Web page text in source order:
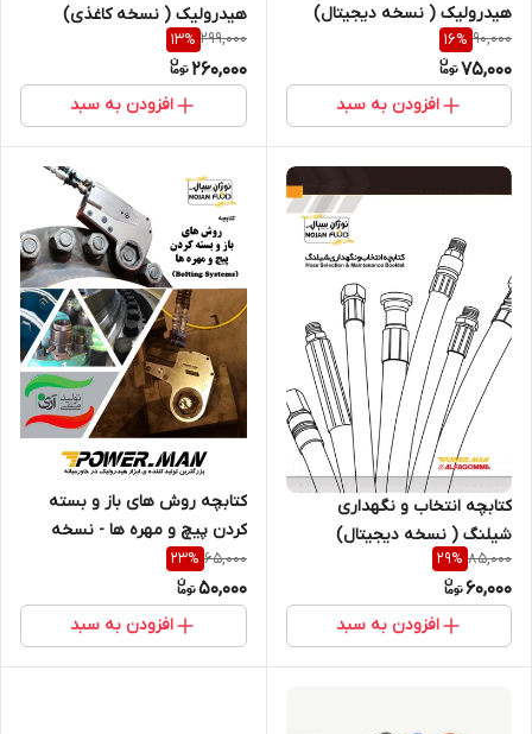
هیدرولیک ( نسخه دیجیتال)
90,000
16%
75,000
افزودن به سبد
هیدرولیک ( نسخه کاغذی)
299,000
13%
260,000
افزودن به سبد
کتابچه انتخاب و نگهداری
شیلنگ ( نسخه دیجیتال)
85,000
29%
60,000
افزودن به سبد
کتابچه روش های باز و بسته
کردن پیچ و مهره ها - نسخه
دیجیتالی
65,000
23%
50,000
افزودن به سبد